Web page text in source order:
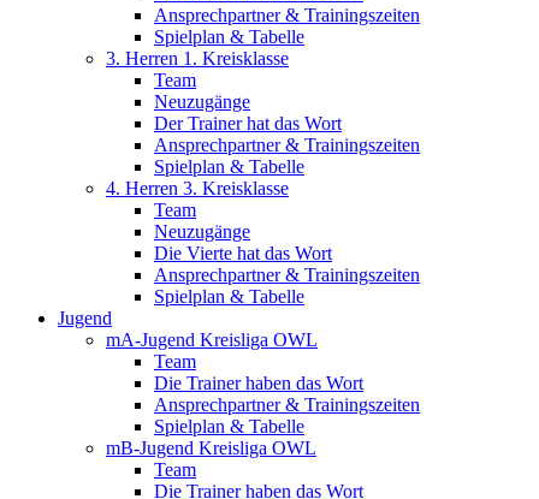
Ansprechpartner & Trainingszeiten
Spielplan & Tabelle
3. Herren 1. Kreisklasse
Team
Neuzugänge
Der Trainer hat das Wort
Ansprechpartner & Trainingszeiten
Spielplan & Tabelle
4. Herren 3. Kreisklasse
Team
Neuzugänge
Die Vierte hat das Wort
Ansprechpartner & Trainingszeiten
Spielplan & Tabelle
Jugend
mA-Jugend Kreisliga OWL
Team
Die Trainer haben das Wort
Ansprechpartner & Trainingszeiten
Spielplan & Tabelle
mB-Jugend Kreisliga OWL
Team
Die Trainer haben das Wort